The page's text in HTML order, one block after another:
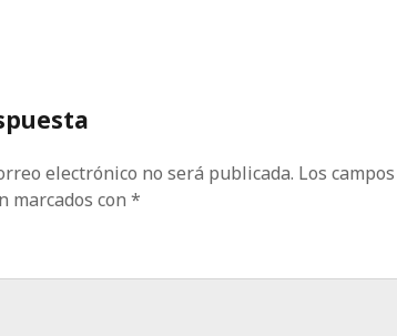
electrónico no será publicada. Los campos
marcados con*